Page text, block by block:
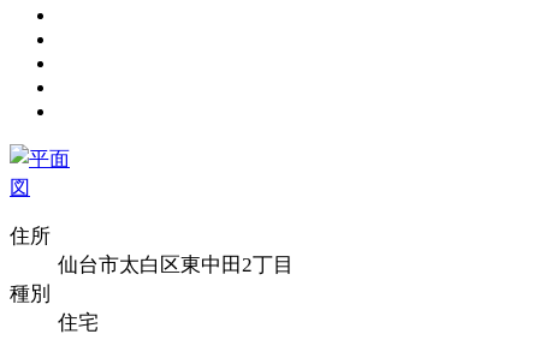
住所
仙台市太白区東中田2丁目
種別
住宅